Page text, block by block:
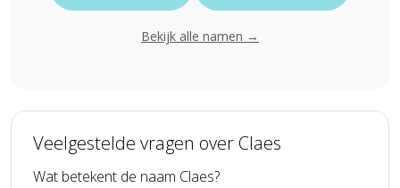
Bekijk alle namen →
Veelgestelde vragen over Claes
Wat betekent de naam Claes?